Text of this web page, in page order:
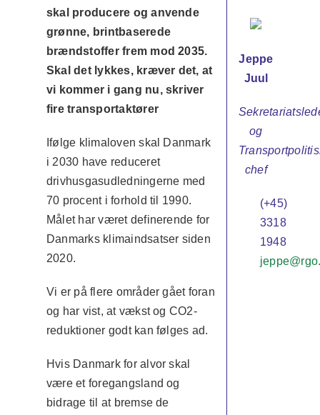
skal producere og anvende
grønne, brintbaserede
brændstoffer frem mod 2035.
Skal det lykkes, kræver det, at
vi kommer i gang nu, skriver
fire transportaktører
Ifølge klimaloven skal Danmark
i 2030 have reduceret
drivhusgasudledningerne med
70 procent i forhold til 1990.
Målet har været definerende for
Danmarks klimaindsatser siden
2020.
Vi er på flere områder gået foran
og har vist, at vækst og CO2-
reduktioner godt kan følges ad.
Hvis Danmark for alvor skal
være et foregangsland og
bidrage til at bremse de
Jeppe
Juul
og
chef
(+45)
3318
1948